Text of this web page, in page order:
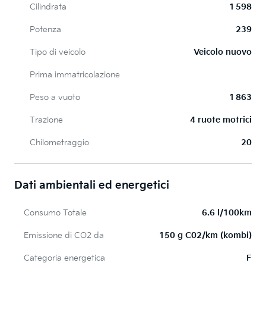
Cilindrata 1 598
Potenza 239
Tipo di veicolo Veicolo nuovo
Prima immatricolazione
Peso a vuoto 1 863
Trazione 4 ruote motrici
Chilometraggio 20
Dati ambientali ed energetici
Consumo Totale 6.6 l/100km
Emissione di CO2 da 150 g C02/km (kombi)
Categoria energetica F